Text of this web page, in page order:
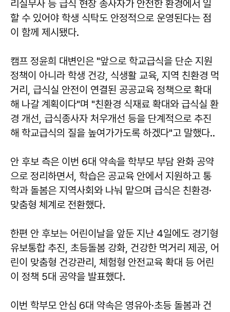
리실무사 등 급식 현장 종사자가 안전한 환경에서 일
할 수 있어야 학생 식탁도 안정적으로 운영된다는 점
이 함께 제시됐다.
캠프 정윤희 대변인은 "앞으로 학교급식을 단순 지원
정책이 아니라 학생 건강, 식생활 교육, 지역 친환경 먹
거리, 급식실 안전이 연결된 공공교육 정책으로 확대
해 나갈 계획이다"며 "친환경 식재료 확대와 급식실 환
경 개선, 급식종사자 처우개선 등을 단계적으로 추진
해 학교급식의 질을 높여가가도록 하겠다"고 말했다..
안 후보 측은 이번 6대 약속을 학부모 부담 완화 공약
으로 정리하면서, 학습은 공교육 안에서 지원하고 통
학과 돌봄은 지역사회와 나눠 맡으며 급식은 친환경·
맞춤형 체계로 전환했다.
한편 안 후보는 어린이날을 앞둔 지난 4일에도 경기형
유보통합 추진, 초등돌봄 강화, 건강한 먹거리 제공, 어
린이 맞춤형 건강관리, 체험형 안전교육 확대 등 어린
이 정책 5대 공약을 발표했다.
이번 학부모 안심 6대 약속은 영유아·초등 돌봄과 건